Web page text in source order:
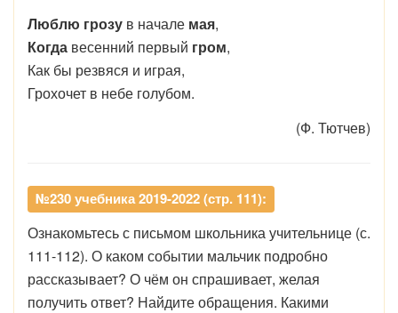
Люблю грозу в начале мая,
Когда весенний первый гром,
Как бы резвяся и играя,
Грохочет в небе голубом.
(Ф. Тютчев)
№230 учебника 2019-2022 (стр. 111):
Ознакомьтесь с письмом школьника учительнице (с.
111-112). О каком событии мальчик подробно
рассказывает? О чём он спрашивает, желая
получить ответ? Найдите обращения. Какими